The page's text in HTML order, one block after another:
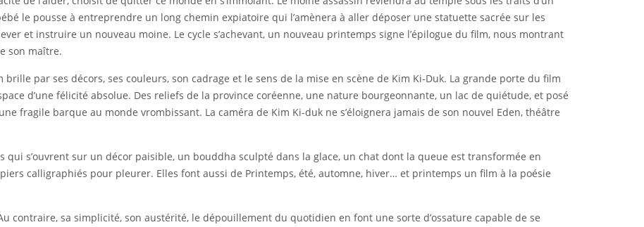
le pousse à entreprendre un long chemin expiatoire qui l’amènera à aller déposer une statuette sacrée sur les
et instruire un nouveau moine. Le cycle s’achevant, un nouveau printemps signe l’épilogue du film, nous montrant
son maître.
par ses décors, ses couleurs, son cadrage et le sens de la mise en scène de Kim Ki-Duk. La grande porte du film
d’une félicité absolue. Des reliefs de la province coréenne, une nature bourgeonnante, un lac de quiétude, et posé
fragile barque au monde vrombissant. La caméra de Kim Ki-duk ne s’éloignera jamais de son nouvel Eden, théâtre
qui s’ouvrent sur un décor paisible, un bouddha sculpté dans la glace, un chat dont la queue est transformée en
calligraphiés pour pleurer. Elles font aussi de Printemps, été, automne, hiver… et printemps un film à la poésie
contraire, sa simplicité, son austérité, le dépouillement du quotidien en font une sorte d’ossature capable de se